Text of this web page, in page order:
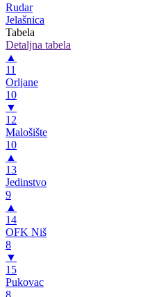
Rudar
Jelašnica
Tabela
Detaljna tabela
▲
11
Orljane
10
▼
12
Malošište
10
▲
13
Jedinstvo
9
▲
14
OFK Niš
8
▼
15
Pukovac
8